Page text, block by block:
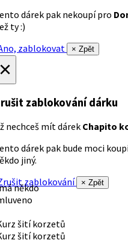
dárek pak nekoupí pro
ty :)
zablokovat
× Zpět
zablokování dárku
nechceš mít dárek Chapito
dárek pak bude moci
jiný.
zablokování
× Zpět
někdo